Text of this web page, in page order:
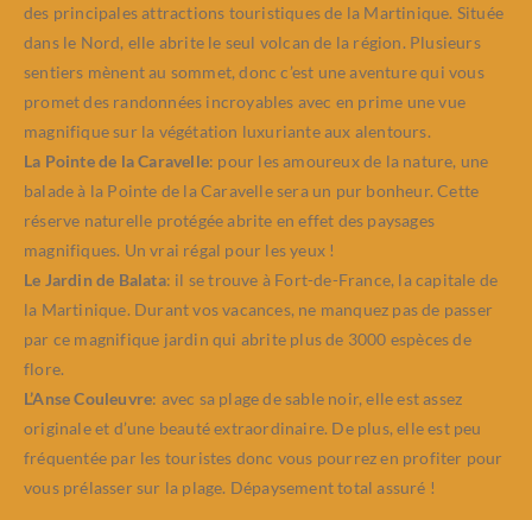
des principales attractions touristiques de la Martinique. Située
dans le Nord, elle abrite le seul volcan de la région. Plusieurs
sentiers mènent au sommet, donc c’est une aventure qui vous
promet des randonnées incroyables avec en prime une vue
magnifique sur la végétation luxuriante aux alentours.
La Pointe de la Caravelle: pour les amoureux de la nature, une
balade à la Pointe de la Caravelle sera un pur bonheur. Cette
réserve naturelle protégée abrite en effet des paysages
magnifiques. Un vrai régal pour les yeux !
Le Jardin de Balata: il se trouve à Fort-de-France, la capitale de
la Martinique. Durant vos vacances, ne manquez pas de passer
par ce magnifique jardin qui abrite plus de 3000 espèces de
flore.
L’Anse Couleuvre: avec sa plage de sable noir, elle est assez
originale et d’une beauté extraordinaire. De plus, elle est peu
fréquentée par les touristes donc vous pourrez en profiter pour
vous prélasser sur la plage. Dépaysement total assuré !